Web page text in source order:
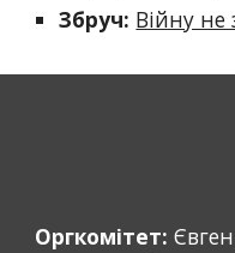
Збруч: Війну не
Оргкомітет: